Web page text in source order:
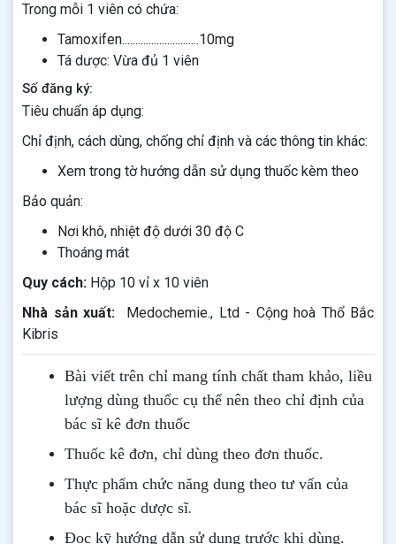
Trong mỗi 1 viên có chứa:
Tamoxifen.............................10mg
Tá dược: Vừa đủ 1 viên
Số đăng ký:
Tiêu chuẩn áp dụng:
Chỉ định, cách dùng, chống chỉ định và các thông tin khác:
Xem trong tờ hướng dẫn sử dụng thuốc kèm theo
Bảo quản:
Nơi khô, nhiệt độ dưới 30 độ C
Thoáng mát
Quy cách: Hộp 10 vỉ x 10 viên
Nhà sản xuất: Medochemie., Ltd - Cộng hoà Thổ Bắc
Kibris
Bài viết trên chỉ mang tính chất tham khảo, liều
lượng dùng thuốc cụ thể nên theo chỉ định của
bác sĩ kê đơn thuốc
Thuốc kê đơn, chỉ dùng theo đơn thuốc.
Thực phẩm chức năng dung theo tư vấn của
bác sĩ hoặc dược sĩ.
Đọc kỹ hướng dẫn sử dụng trước khi dùng.